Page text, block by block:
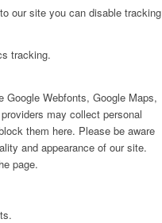
our site you can disable tracking
tracking.
Webfonts, Google Maps,
may collect personal
them here. Please be aware
and appearance of our site.
page.